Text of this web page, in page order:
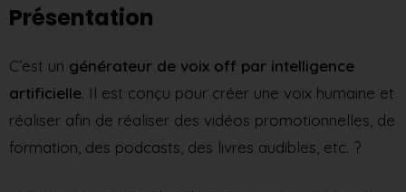
Présentation
C’est un générateur de voix off par intelligence
artificielle. Il est conçu pour créer une voix humaine et
réaliser afin de réaliser des vidéos promotionnelles, de
formation, des podcasts, des livres audibles, etc. ?